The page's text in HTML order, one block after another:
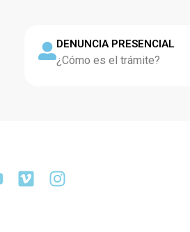
DENUNCIA PRESENCIAL
¿Cómo es el trámite?